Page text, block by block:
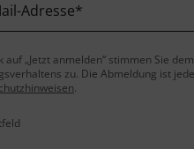
Adresse*
auf „Jetzt anmelden“ stimmen Sie
zu. Die Abmeldung ist
.